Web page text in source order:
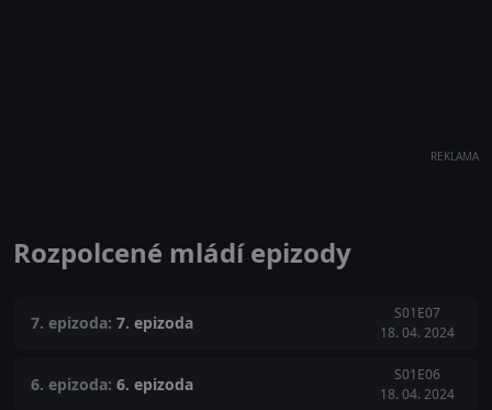
REKLAMA
Rozpolcené mládí epizody
7. epizoda: 7. epizoda
S01E07
18. 04. 2024
6. epizoda: 6. epizoda
S01E06
18. 04. 2024